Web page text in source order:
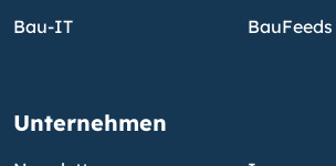
Bau-IT
BauFeeds
Unternehmen